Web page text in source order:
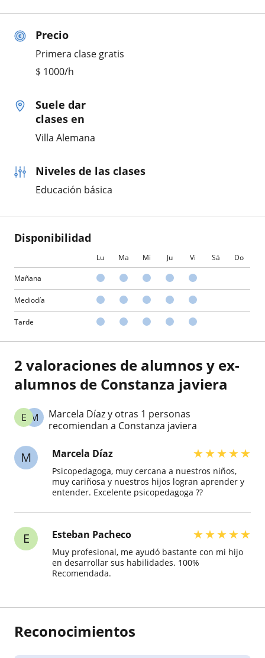
Precio
Primera clase gratis
$ 1000/h
Suele dar
clases en
Villa Alemana
Niveles de las clases
Educación básica
Disponibilidad
Lu Ma Mi Ju Vi Sá Do
Mañana
Mediodía
Tarde
2 valoraciones de alumnos y ex-
alumnos de Constanza javiera
M
E
Marcela Díaz y otras 1 personas
recomiendan a Constanza javiera
M Marcela Díaz ★★★★★
Psicopedagoga, muy cercana a nuestros niños,
muy cariñosa y nuestros hijos logran aprender y
entender. Excelente psicopedagoga ??
E Esteban Pacheco ★★★★★
Muy profesional, me ayudó bastante con mi hijo
en desarrollar sus habilidades. 100%
Recomendada.
Reconocimientos